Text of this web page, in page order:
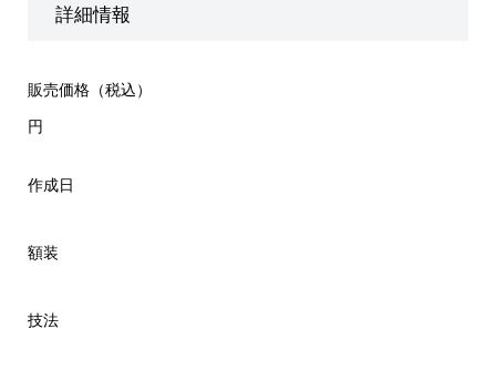
詳細情報
販売価格（税込）
円
作成日
額装
技法